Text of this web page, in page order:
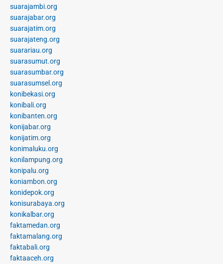
suarajambi.org
suarajabar.org
suarajatim.org
suarajateng.org
suarariau.org
suarasumut.org
suarasumbar.org
suarasumsel.org
konibekasi.org
konibali.org
konibanten.org
konijabar.org
konijatim.org
konimaluku.org
konilampung.org
konipalu.org
koniambon.org
konidepok.org
konisurabaya.org
konikalbar.org
faktamedan.org
faktamalang.org
faktabali.org
faktaaceh.org